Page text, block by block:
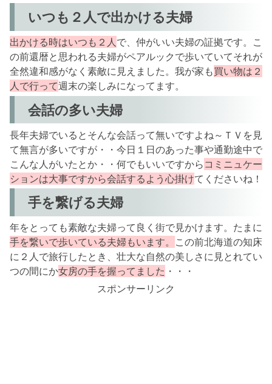
いつも２人で出かける夫婦
出かける時はいつも２人 で、仲がいい夫婦の証拠です。こ
の前還暦と思われる夫婦がペアルックで歩いていてそれが
全然違和感がなく素敵に見えました。我が家も買い物は２
人で行って週末の楽しみになってます。
会話の多い夫婦
長年夫婦でいるとそんな会話って無いですよね～ＴＶを見
て無言が多いですが・・今日１日のあった事や通勤途中で
こんな人がいたとか・・何でもいいですから コミニュケー
ションは大事ですから会話するよう心掛けてくださいね！
手を繋げる夫婦
年をとっても素敵な夫婦って良く街で見かけます。たまに
手を繋いで歩いている夫婦もいます。 この前北海道の知床
に２人で旅行したとき、壮大な自然の美しさに見とれてい
つの間にか女房の手を握ってました ・・・
スポンサーリンク